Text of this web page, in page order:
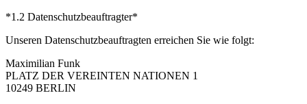
*1.2 Datenschutzbeauftragter*
Unseren Datenschutzbeauftragten erreichen Sie wie folgt:
Maximilian Funk
PLATZ DER VEREINTEN NATIONEN 1
10249 BERLIN